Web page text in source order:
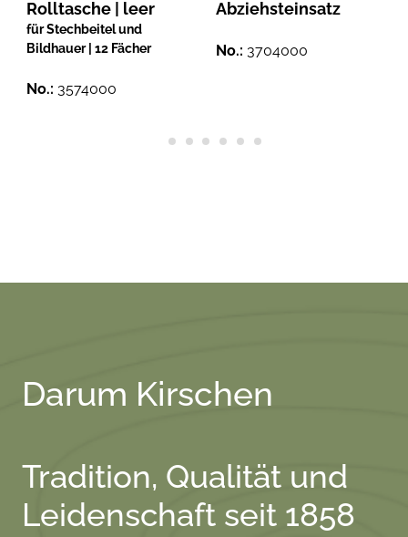
Rolltasche | leer
für Stechbeitel und
Bildhauer | 12 Fächer
No.: 3574000
Abziehsteinsatz
No.: 3704000
Darum Kirschen
Tradition, Qualität und
Leidenschaft seit 1858